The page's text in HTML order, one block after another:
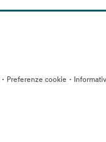
· Preferenze cookie ·